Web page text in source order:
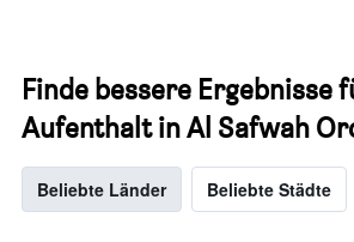
Finde bessere Ergebnisse
Aufenthalt in Al Safwah
Beliebte Länder Beliebte Städte